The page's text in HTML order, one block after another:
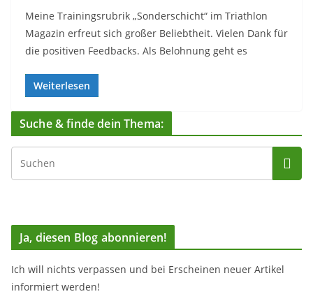
Meine Trainingsrubrik „Sonderschicht“ im Triathlon
Magazin erfreut sich großer Beliebtheit. Vielen Dank für
die positiven Feedbacks. Als Belohnung geht es
Weiterlesen
Suche & finde dein Thema:
Ja, diesen Blog abonnieren!
Ich will nichts verpassen und bei Erscheinen neuer Artikel
informiert werden!